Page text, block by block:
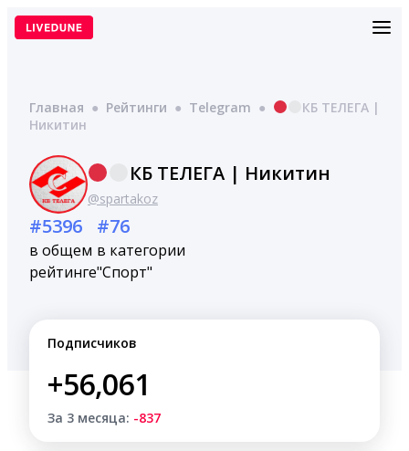
Перейти
Главная ● Рейтинги ● Telegram ●
КБ ТЕЛЕГА |
Никитин
КБ ТЕЛЕГА | Никитин
@spartakoz
#5396
в общем
рейтинге
#76
в категории
"Спорт"
Подписчиков
+56,061
За 3 месяца: -837